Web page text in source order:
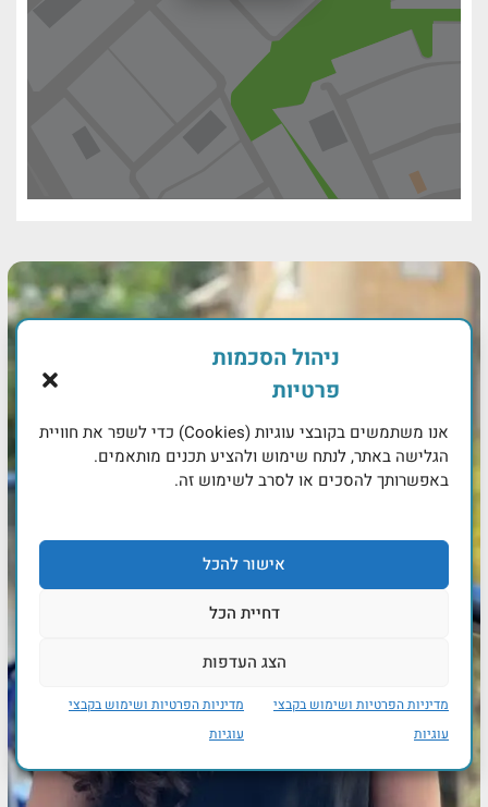
ניהול הסכמות
פרטיות
אנו משתמשים בקובצי עוגיות (Cookies) כדי לשפר את חוויית
הגלישה באתר, לנתח שימוש ולהציע תכנים מותאמים.
באפשרותך להסכים או לסרב לשימוש זה.
אישור להכל
דחיית הכל
הצג העדפות
מדיניות הפרטיות ושימוש בקבצי
עוגיות
מדיניות הפרטיות ושימוש בקבצי
עוגיות